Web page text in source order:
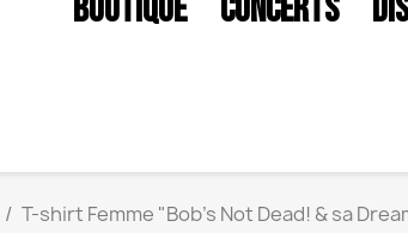
BOUTIQUE CONCERTS
T-shirt Femme "Bob's Not Dead! & sa